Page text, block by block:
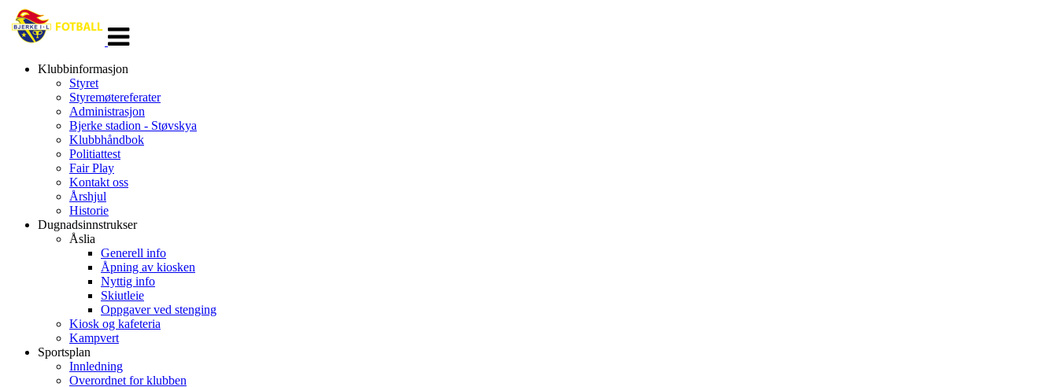
navigasjon
Klubbinformasjon
Styret
Styremøtereferater
Administrasjon
Bjerke stadion - Støvskya
Klubbhåndbok
Politiattest
Fair Play
Kontakt oss
Årshjul
Historie
Dugnadsinnstrukser
Åslia
Generell info
Åpning av kiosken
Nyttig info
Skiutleie
Oppgaver ved stenging
Kiosk og kafeteria
Kampvert
Sportsplan
Innledning
Overordnet for klubben